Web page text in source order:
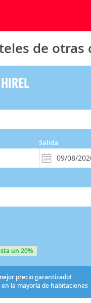
de otras
Salida
un 20%
precio garantizado!
en la mayoría de habitaciones